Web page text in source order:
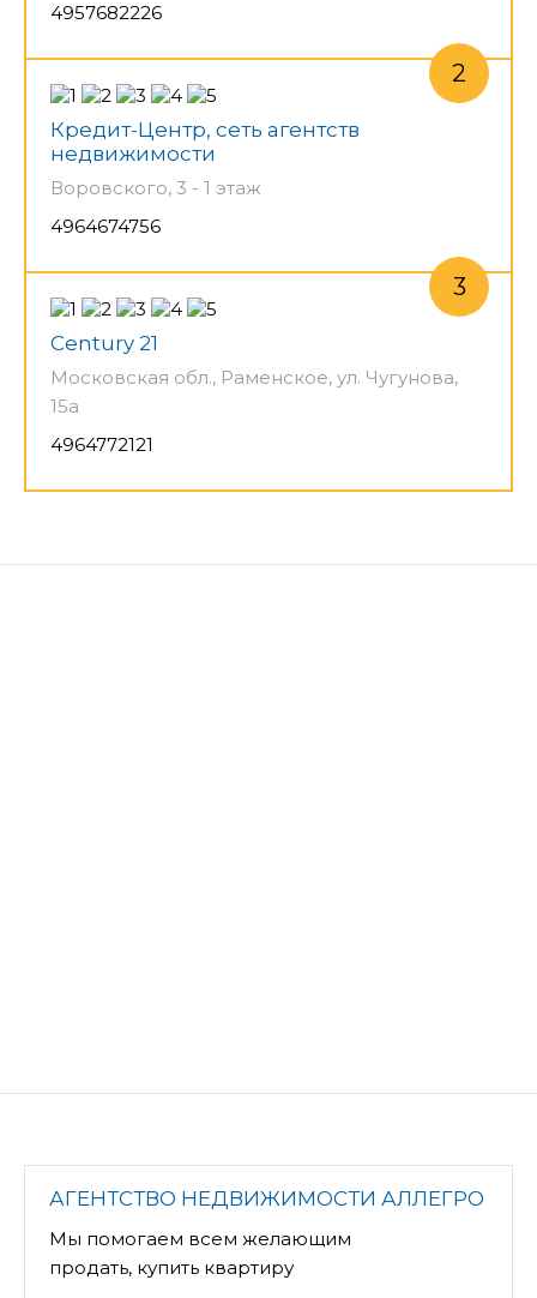
4957682226
Кредит-Центр, сеть агентств
недвижимости
Воровского, 3 - 1 этаж
4964674756
Century 21
Московская обл., Раменское, ул. Чугунова,
15а
4964772121
АГЕНТСТВО НЕДВИЖИМОСТИ АЛЛЕГРО
Мы помогаем всем желающим
продать, купить квартиру